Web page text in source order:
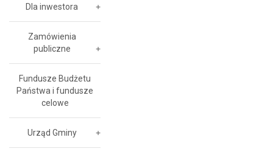
Dla inwestora
Zamówienia
publiczne
Fundusze Budżetu
Państwa i fundusze
celowe
Urząd Gminy